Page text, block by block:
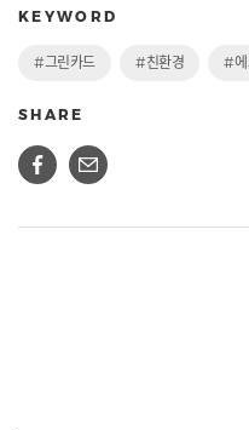
KEYWORD
#그린카드 #친환경 #에
SHARE